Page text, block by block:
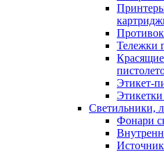
Тележки
Этикет-
Этикетки
Светильники,
Фонари